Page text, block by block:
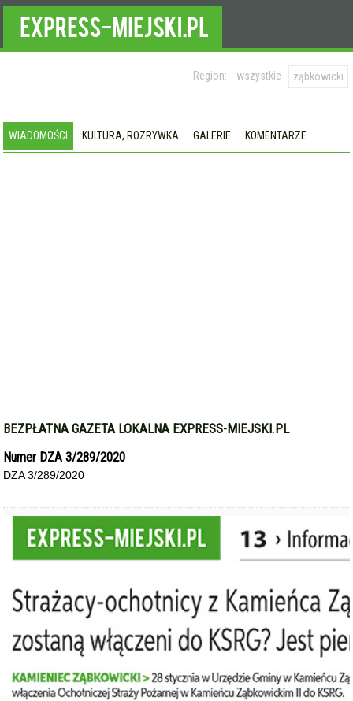
Region: wszystkie ząbkowicki
WIADOMOŚCI KULTURA, ROZRYWKA GALERIE KOMENTARZE
BEZPŁATNA GAZETA LOKALNA EXPRESS-MIEJSKI.PL
Numer DZA 3/289/2020
DZA 3/289/2020